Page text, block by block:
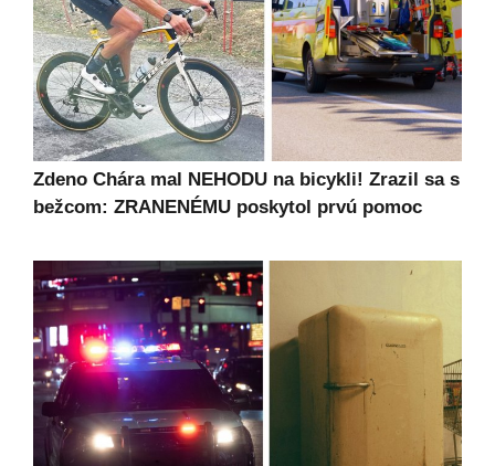
Zdeno Chára mal NEHODU na bicykli! Zrazil sa s
bežcom: ZRANENÉMU poskytol prvú pomoc